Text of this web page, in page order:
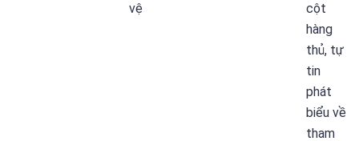
vệ
cột
hàng
thủ, tự
tin
phát
biểu về
tham